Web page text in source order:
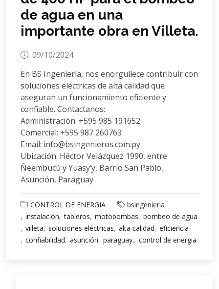
de agua en una
importante obra en Villeta.
09/10/2024
En BS Ingeniería, nos enorgullece contribuir con
soluciones eléctricas de alta calidad que
aseguran un funcionamiento eficiente y
confiable. Contactanos:
Administración: +595 985 191652
Comercial: +595 987 260763
Email: info@bsingenieros.com.py
Ubicación: Héctor Velázquez 1990, entre
Ñeembucú y Yuasy’y, Barrio San Pablo,
Asunción, Paraguay.
CONTROL DE ENERGIA
bsingenieria
instalación tableros motobombas bombeo de agua
villeta
soluciones eléctricas alta calidad eficiencia
confiabilidad asunción paraguay. control de energia